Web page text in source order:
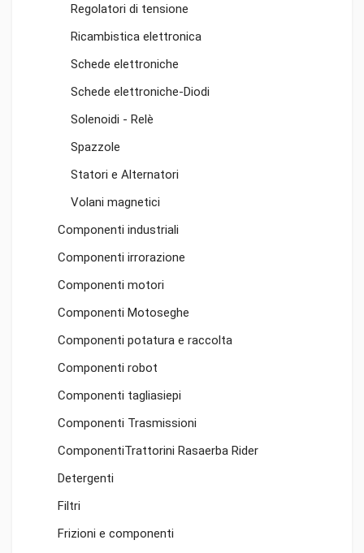
Regolatori di tensione
Ricambistica elettronica
Schede elettroniche
Schede elettroniche-Diodi
Solenoidi - Relè
Spazzole
Statori e Alternatori
Volani magnetici
Componenti industriali
Componenti irrorazione
Componenti motori
Componenti Motoseghe
Componenti potatura e raccolta
Componenti robot
Componenti tagliasiepi
Componenti Trasmissioni
ComponentiTrattorini Rasaerba Rider
Detergenti
Filtri
Frizioni e componenti